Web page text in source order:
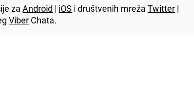
zaAndroid | iOS i društvenih mrežaTwitter |
Viber Chata.